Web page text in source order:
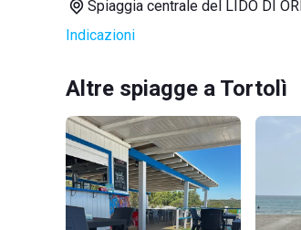
Spiaggia centrale del LIDO DI
Indicazioni
Altre spiagge a Tortolì